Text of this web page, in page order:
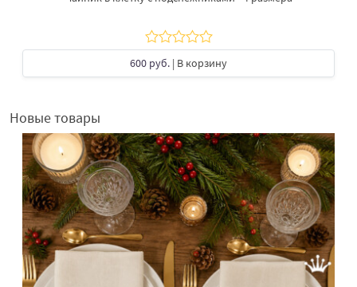
600 руб. | В корзину
Новые товары